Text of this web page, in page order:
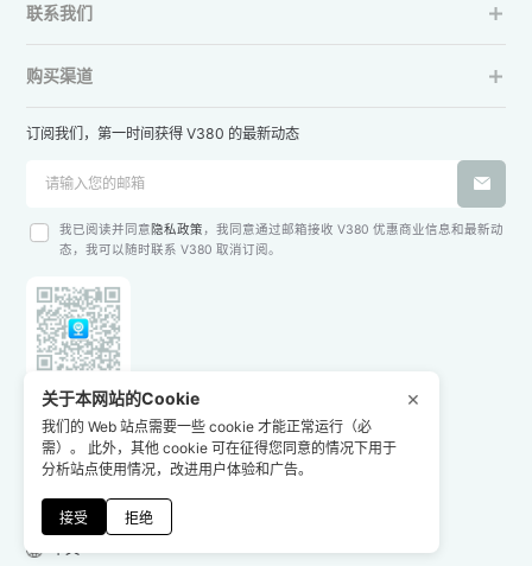
联系我们
购买渠道
订阅我们，第一时间获得 V380 的最新动态
我已阅读并同意 隐私政策 ，我同意通过邮箱接收 V380 优惠商业信息和最新动
态，我可以随时联系 V380 取消订阅。
关注 V380
© 2025 广州市宏视电子技术有限公司
×
关于本网站的Cookie
我们的 Web 站点需要一些 cookie 才能正常运行（必
需）。 此外，其他 cookie 可在征得您同意的情况下用于
分析站点使用情况，改进用户体验和广告。
接受 拒绝